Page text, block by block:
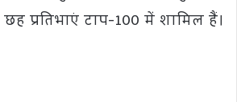
प्रतिभाएं टाप-100 में शामिल हैं।